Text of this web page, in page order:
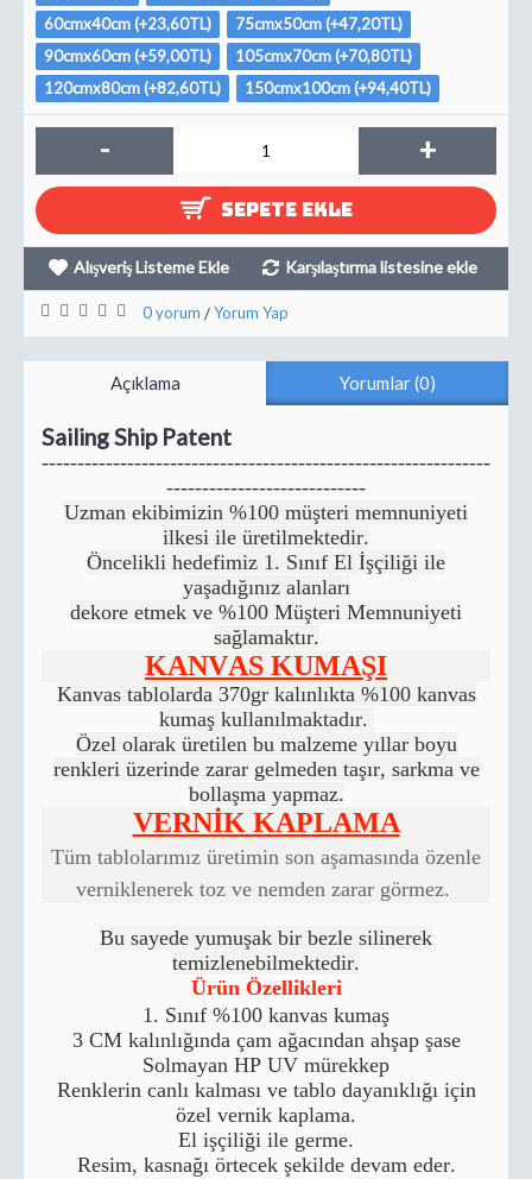
60cmx40cm (+23,60TL)
75cmx50cm (+47,20TL)
90cmx60cm (+59,00TL)
105cmx70cm (+70,80TL)
120cmx80cm (+82,60TL)
150cmx100cm (+94,40TL)
- +
SEPETE EKLE
Alışveriş Listeme Ekle Karşılaştırma listesine ekle
0 yorum /Yorum Yap
Açıklama Yorumlar (0)
Sailing Ship Patent
---------------------------------------------------------------
----------------------------
Uzman ekibimizin %100 müşteri memnuniyeti
ilkesi ile üretilmektedir.
Öncelikli hedefimiz 1. Sınıf El İşçiliği ile
yaşadığınız alanları
dekore etmek ve %100 Müşteri Memnuniyeti
sağlamaktır.
KANVAS KUMAŞI
Kanvas tablolarda 370gr kalınlıkta %100 kanvas
kumaş kullanılmaktadır.
Özel olarak üretilen bu malzeme yıllar boyu
renkleri üzerinde zarar gelmeden taşır, sarkma ve
bollaşma yapmaz.
VERNİK KAPLAMA
Tüm tablolarımız üretimin son aşamasında özenle
verniklenerek toz ve nemden zarar görmez.
Bu sayede yumuşak bir bezle silinerek
temizlenebilmektedir.
Ürün Özellikleri
1. Sınıf %100 kanvas kumaş
3 CM kalınlığında çam ağacından ahşap şase
Solmayan HP UV mürekkep
Renklerin canlı kalması ve tablo dayanıklığı için
özel vernik kaplama.
El işçiliği ile germe.
Resim, kasnağı örtecek şekilde devam eder.